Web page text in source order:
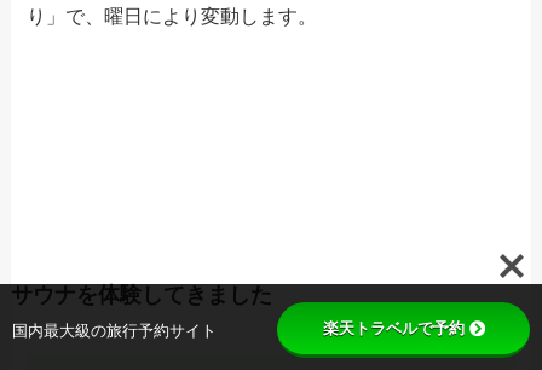
り」で、曜日により変動します。
サウナを体験してきました
国内最大級の旅行予約サイト 楽天トラベルで予約